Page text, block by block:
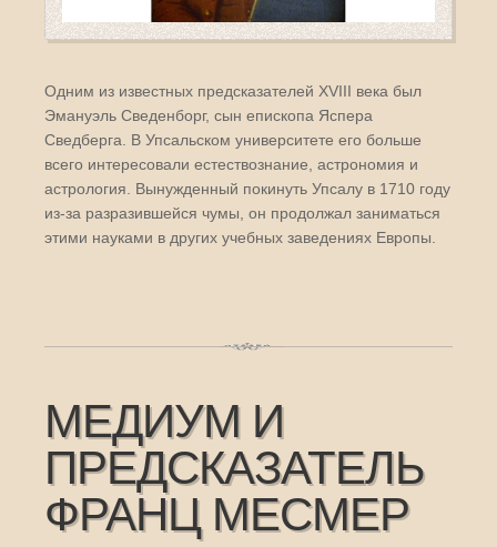
Одним из известных предсказателей XVIII века был
Эмануэль Сведенборг, сын епископа Яспера
Сведберга. В Упсальском университете его больше
всего интересовали естествознание, астрономия и
астрология. Вынужденный покинуть Упсалу в 1710 году
из-за разразившейся чумы, он продолжал заниматься
этими науками в других учебных заведениях Европы.
МЕДИУМ И
ПРЕДСКАЗАТЕЛЬ
ФРАНЦ МЕСМЕР